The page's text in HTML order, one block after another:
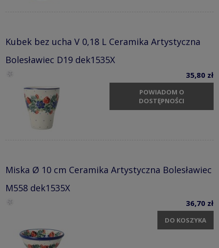
Kubek bez ucha V 0,18 L Ceramika Artystyczna
Bolesławiec D19 dek1535X
35,80 zł
POWIADOM O
DOSTĘPNOŚCI
Miska Ø 10 cm Ceramika Artystyczna Bolesławiec
M558 dek1535X
36,70 zł
DO KOSZYKA